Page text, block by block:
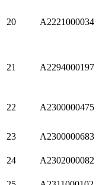
20 A2221000034
21 A2294000197
22 A2300000475
23 A2300000683
24 A2302000082